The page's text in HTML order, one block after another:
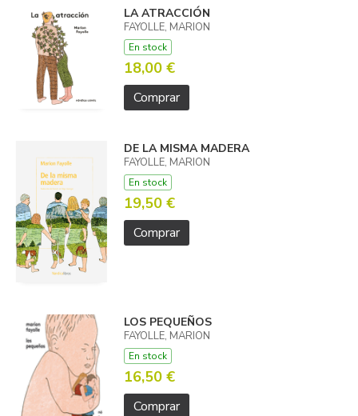
LA ATRACCIÓN
FAYOLLE, MARION
En stock
18,00 €
Comprar
DE LA MISMA MADERA
FAYOLLE, MARION
En stock
19,50 €
Comprar
LOS PEQUEÑOS
FAYOLLE, MARION
En stock
16,50 €
Comprar